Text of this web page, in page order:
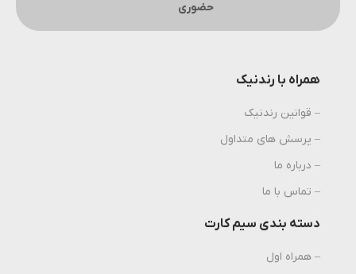
حضوری
همراه با رندنیک
– قوانین رندنیک
– پرسش های متداول
– درباره ما
– تماس با ما
دسته بندی سیم کارت
– همراه اول